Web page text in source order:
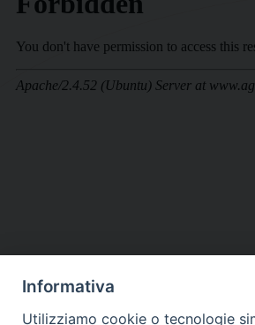
DIOCESI SUBURBICARIA
Informativa
Utilizziamo cookie o tecnologie